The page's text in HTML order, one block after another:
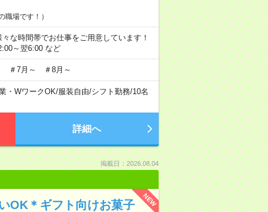
場です！）
な時間帯でお仕事をご用意しています！
～翌6:00 など
＃7月～ ＃8月～
・WワークOK/服装自由/シフト勤務/10名
詳細へ
掲載日：2026.08.04
NEW
OK＊ギフト向けお菓子